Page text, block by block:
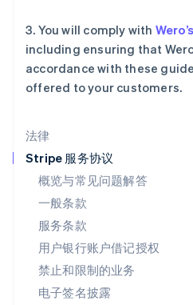
法律
Stripe 服务协议
概览与常见问题解答
一般条款
服务条款
用户银行账户借记授权
禁止和限制的业务
电子签名披露
3. You will comply with
including ensuring that
accordance with these
offered to your customers.
English
马来西亚
English 简体中文
美国
Español
挪威
葡萄牙
Português
日本
日本語English
瑞典
SvenskaEnglish
DeutschFrançais